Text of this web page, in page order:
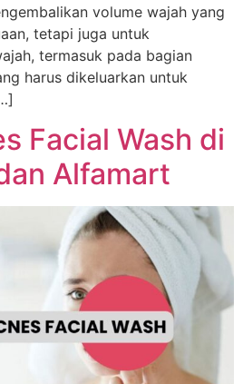
volume wajah yang
tetapi juga untuk
termasuk pada bagian
harus dikeluarkan untuk
Facial Wash di
Alfamart